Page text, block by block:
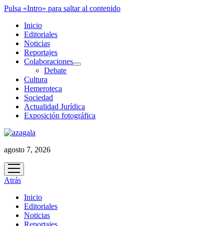
Pulsa «Intro» para saltar al contenido
Inicio
Editoriales
Noticias
Reportajes
Colaboraciones
abrir
Debate
Cultura
Hemeroteca
Sociedad
Actualidad Jurídica
Exposición fotográfica
agosto 7, 2026
abrir
menú
Atrás
Inicio
Editoriales
Noticias
Reportajes